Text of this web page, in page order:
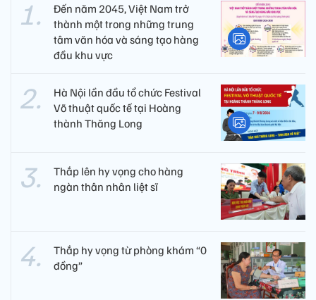
Đến năm 2045, Việt Nam trở
thành một trong những trung
tâm văn hóa và sáng tạo hàng
đầu khu vực
Hà Nội lần đầu tổ chức Festival
Võ thuật quốc tế tại Hoàng
thành Thăng Long
Thắp lên hy vọng cho hàng
ngàn thân nhân liệt sĩ
Thắp hy vọng từ phòng khám “0
đồng”